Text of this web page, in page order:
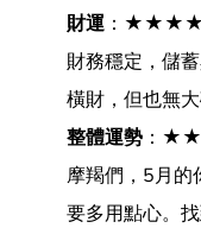
財運 ：
財務穩定，儲
橫財，但也無
整體運勢 ：
摩羯們，5月的
要多用點心。